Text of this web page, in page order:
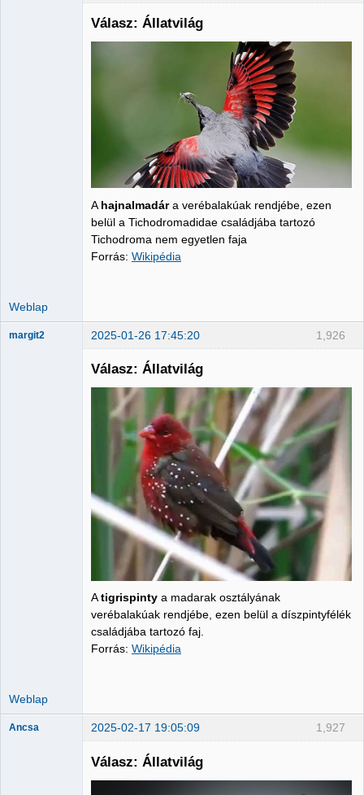
Válasz: Állatvilág
A hajnalmadára verébalakúak rendjébe, ezen
belül a Tichodromadidae családjába tartozó
Tichodroma nem egyetlen faja
Forrás: Wikipédia
Weblap
1,926
margit2 2025-01-26 17:45:20
Válasz: Állatvilág
Atigrispinty a madarak osztályának
verébalakúak rendjébe, ezen belül a díszpintyfélék
családjába tartozó faj.
Forrás: Wikipédia
Weblap
1,927
Ancsa 2025-02-17 19:05:09
Válasz: Állatvilág